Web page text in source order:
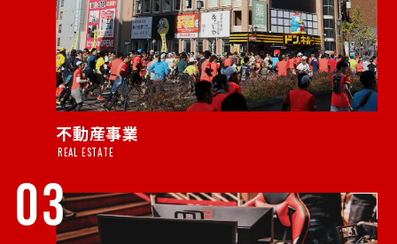
不動産事業
REAL ESTATE
03